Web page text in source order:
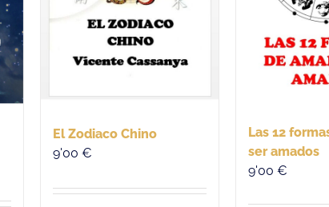
El Zodiaco Chino
9'00€
Las 12
ser amados
9'00 €